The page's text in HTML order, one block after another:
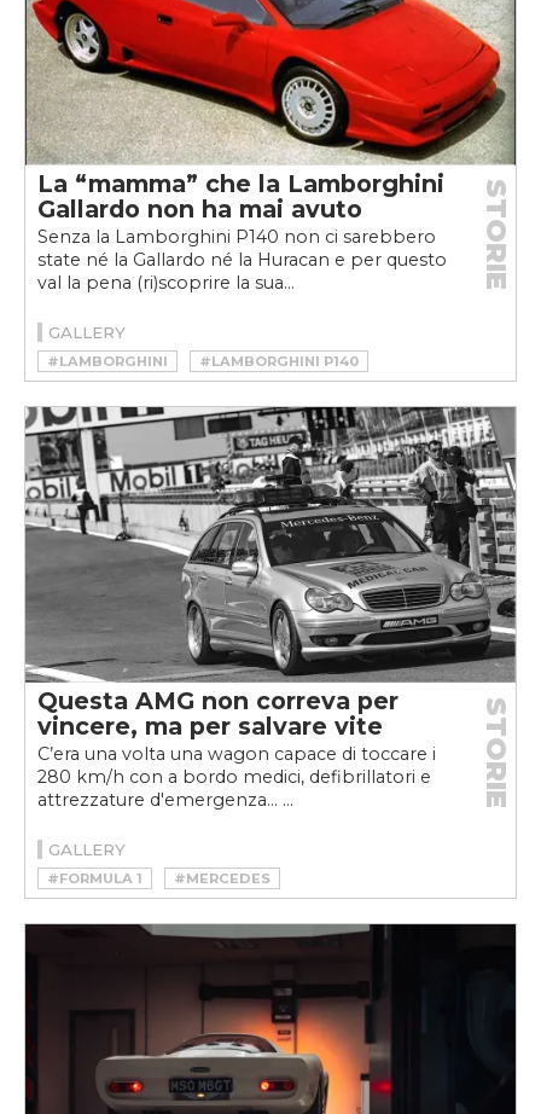
La “mamma” che la Lamborghini
Gallardo non ha mai avuto
Senza la Lamborghini P140 non ci sarebbero
state né la Gallardo né la Huracan e per questo
val la pena (ri)scoprire la sua...
STORIE
GALLERY
#LAMBORGHINI #LAMBORGHINI P140
Questa AMG non correva per
vincere, ma per salvare vite
C’era una volta una wagon capace di toccare i
280 km/h con a bordo medici, defibrillatori e
attrezzature d'emergenza... ...
STORIE
GALLERY
#FORMULA 1
#MERCEDES
#MOTORSPORT